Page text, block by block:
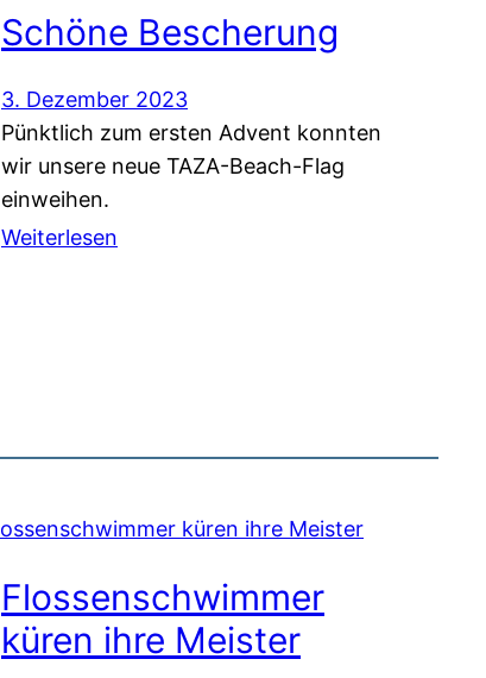
Schöne Bescherung
3. Dezember 2023
Pünktlich zum ersten Advent konnten
wir unsere neue TAZA-Beach-Flag
einweihen.
Weiterlesen
Flossenschwimmer
küren ihre Meister